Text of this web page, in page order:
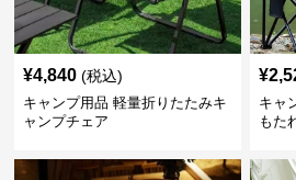
¥4,840 (税込)
キャンプ用品 軽量折りたたみキ
ャンプチェア
¥
キャ
もた